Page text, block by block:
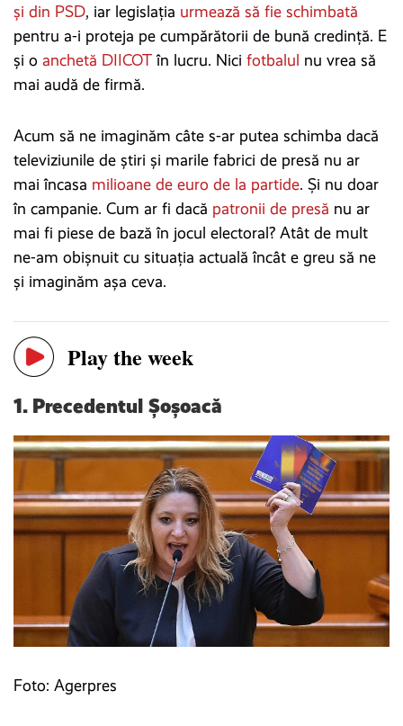
și din PSD, iar legislația urmează să fie schimbată
pentru a-i proteja pe cumpărătorii de bună credință. E
și o anchetă DIICOTîn lucru. Nici fotbalul nu vrea să
mai audă de firmă.
Acum să ne imaginăm câte s-ar putea schimba dacă
televiziunile de știri și marile fabrici de presă nu ar
mai încasa milioane de euro de la partide. Și nu doar
în campanie. Cum ar fi dacă patronii de presă nu ar
mai fi piese de bază în jocul electoral? Atât de mult
ne-am obișnuit cu situația actuală încât e greu să ne
și imaginăm așa ceva.
Play the week
1. Precedentul Șoșoacă
Foto: Agerpres